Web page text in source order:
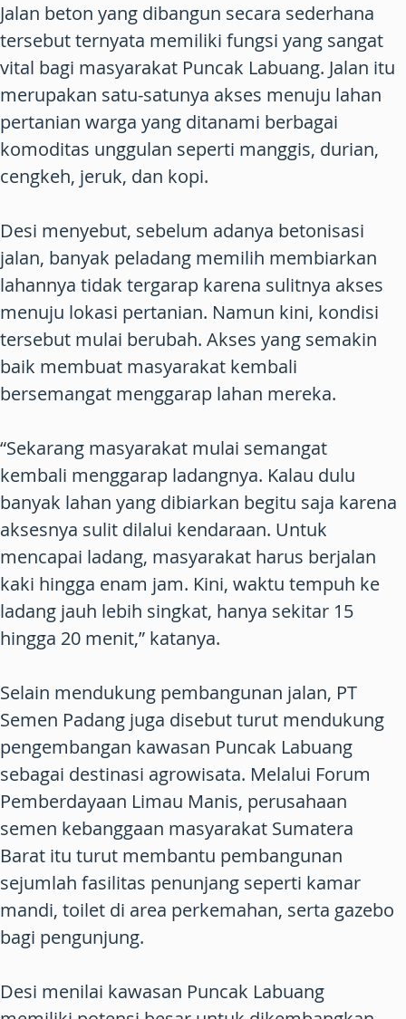
Jalan beton yang dibangun secara sederhana
tersebut ternyata memiliki fungsi yang sangat
vital bagi masyarakat Puncak Labuang. Jalan itu
merupakan satu-satunya akses menuju lahan
pertanian warga yang ditanami berbagai
komoditas unggulan seperti manggis, durian,
cengkeh, jeruk, dan kopi.
Desi menyebut, sebelum adanya betonisasi
jalan, banyak peladang memilih membiarkan
lahannya tidak tergarap karena sulitnya akses
menuju lokasi pertanian. Namun kini, kondisi
tersebut mulai berubah. Akses yang semakin
baik membuat masyarakat kembali
bersemangat menggarap lahan mereka.
“Sekarang masyarakat mulai semangat
kembali menggarap ladangnya. Kalau dulu
banyak lahan yang dibiarkan begitu saja karena
aksesnya sulit dilalui kendaraan. Untuk
mencapai ladang, masyarakat harus berjalan
kaki hingga enam jam. Kini, waktu tempuh ke
ladang jauh lebih singkat, hanya sekitar 15
hingga 20 menit,” katanya.
Selain mendukung pembangunan jalan, PT
Semen Padang juga disebut turut mendukung
pengembangan kawasan Puncak Labuang
sebagai destinasi agrowisata. Melalui Forum
Pemberdayaan Limau Manis, perusahaan
semen kebanggaan masyarakat Sumatera
Barat itu turut membantu pembangunan
sejumlah fasilitas penunjang seperti kamar
mandi, toilet di area perkemahan, serta gazebo
bagi pengunjung.
Desi menilai kawasan Puncak Labuang